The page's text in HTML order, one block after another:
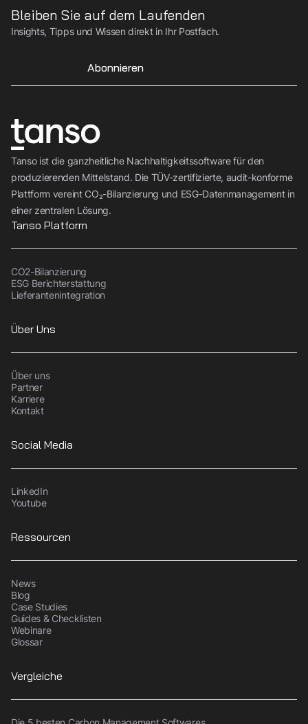
Tanso ist die ganzheitliche Nachhaltigkeitssoftware für den
produzierenden Mittelstand. Die TÜV-zertifizierte, audit-konforme
Plattform vereint CO₂-Bilanzierung und ESG-Datenmanagement in
einer zentralen Lösung.
Bleiben Sie auf dem Laufenden
Insights, Tipps und Wissen direkt in Ihr Postfach.
Abonnieren
Tanso Platform
CO2-Bilanzierung
ESG Berichterstattung
Lieferantenintegration
Über Uns
Über uns
Partner
Karriere
Kontakt
Social Media
LinkedIn
Youtube
Ressourcen
News
Blog
Case Studies
Guides & Checklisten
Webinare
Glossar
Vergleiche